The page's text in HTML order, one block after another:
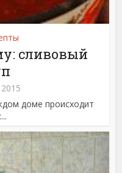
сливовый
доме происходит